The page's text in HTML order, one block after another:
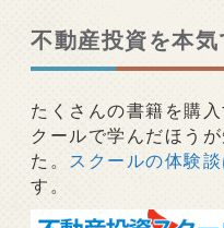
シ
ョ
ン
不動産投資を本気
たくさんの書籍を購
クールで学んだほう
た。 スクールの体験
す。